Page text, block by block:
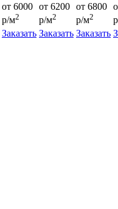
от 6000
р/м2
от 6200
р/м2
от 6800
р/м2
Заказать Заказать Заказать